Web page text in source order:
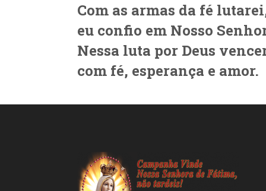
Com as armas da fé
eu confio em Nosso
Nessa luta por Deus
com fé, esperança e amor.